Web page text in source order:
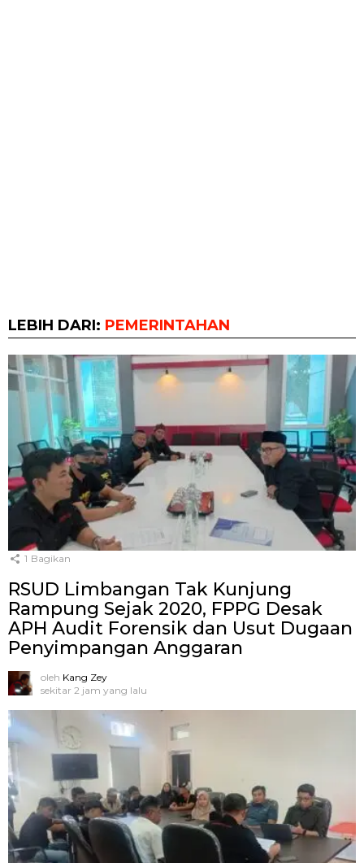
LEBIH DARI: PEMERINTAHAN
1 Bagikan
RSUD Limbangan Tak Kunjung
Rampung Sejak 2020, FPPG Desak
APH Audit Forensik dan Usut Dugaan
Penyimpangan Anggaran
oleh Kang Zey
sekitar 2 jam yang lalu